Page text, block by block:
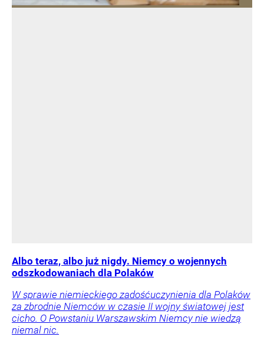
Albo teraz, albo już nigdy. Niemcy o wojennych
odszkodowaniach dla Polaków
W sprawie niemieckiego zadośćuczynienia dla Polaków
za zbrodnie Niemców w czasie II wojny światowej jest
cicho. O Powstaniu Warszawskim Niemcy nie wiedzą
niemal nic.